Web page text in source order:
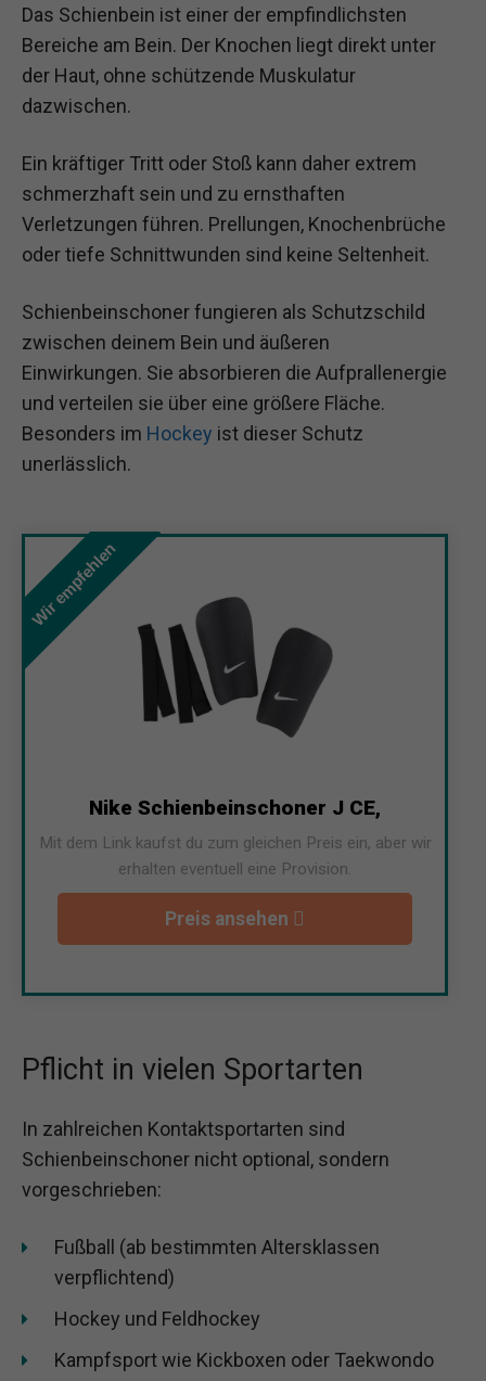
Das Schienbein ist einer der empfindlichsten
Bereiche am Bein. Der Knochen liegt direkt unter
der Haut, ohne schützende Muskulatur
dazwischen.
Ein kräftiger Tritt oder Stoß kann daher extrem
schmerzhaft sein und zu ernsthaften
Verletzungen führen. Prellungen, Knochenbrüche
oder tiefe Schnittwunden sind keine Seltenheit.
Schienbeinschoner fungieren als Schutzschild
zwischen deinem Bein und äußeren
Einwirkungen. Sie absorbieren die Aufprallenergie
und verteilen sie über eine größere Fläche.
Besonders im Hockey ist dieser Schutz
unerlässlich.
Wir empfehlen
Nike Schienbeinschoner J CE,
Mit dem Link kaufst du zum gleichen Preis ein, aber wir
erhalten eventuell eine Provision.
Preis ansehen
Pflicht in vielen Sportarten
In zahlreichen Kontaktsportarten sind
Schienbeinschoner nicht optional, sondern
vorgeschrieben:
Fußball (ab bestimmten Altersklassen
verpflichtend)
Hockey und Feldhockey
Kampfsport wie Kickboxen oder Taekwondo